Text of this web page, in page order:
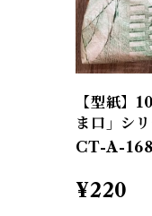
【型紙】
ま口」シ
CT-A-
¥220